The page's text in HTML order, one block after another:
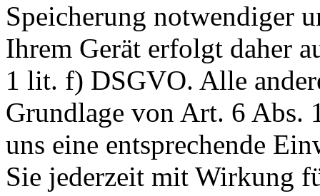
Speicherung notwendiger
Ihrem Gerät erfolgt daher
1 lit. f) DSGVO. Alle
Grundlage von Art. 6 Abs.
uns eine entsprechende
Sie jederzeit mit Wirkung